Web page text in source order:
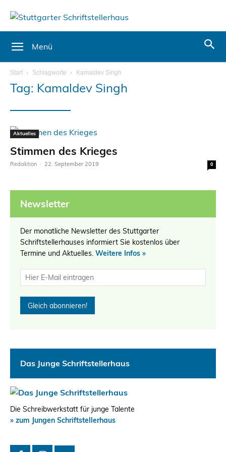
Menü
Start Schlagworte Kamaldev Singh
Tag: Kamaldev Singh
Aktuelles
Stimmen des Krieges
Redaktion - 22. September 2019 0
Newsletter
Der monatliche Newsletter des Stuttgarter
Schriftstellerhauses informiert Sie kostenlos über
Termine und Aktuelles. Weitere Infos »
Das Junge Schriftstellerhaus
Die Schreibwerkstatt für junge Talente
» zum Jungen Schriftstellerhaus